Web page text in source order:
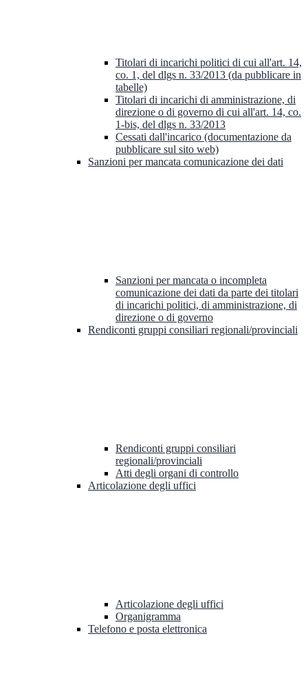
Titolari di incarichi politici di cui all'art. 14,
co. 1, del dlgs n. 33/2013 (da pubblicare in
tabelle)
Titolari di incarichi di amministrazione, di
direzione o di governo di cui all'art. 14, co.
1-bis, del dlgs n. 33/2013
Cessati dall'incarico (documentazione da
pubblicare sul sito web)
Sanzioni per mancata comunicazione dei dati
Sanzioni per mancata o incompleta
comunicazione dei dati da parte dei titolari
di incarichi politici, di amministrazione, di
direzione o di governo
Rendiconti gruppi consiliari regionali/provinciali
Rendiconti gruppi consiliari
regionali/provinciali
Atti degli organi di controllo
Articolazione degli uffici
Articolazione degli uffici
Organigramma
Telefono e posta elettronica